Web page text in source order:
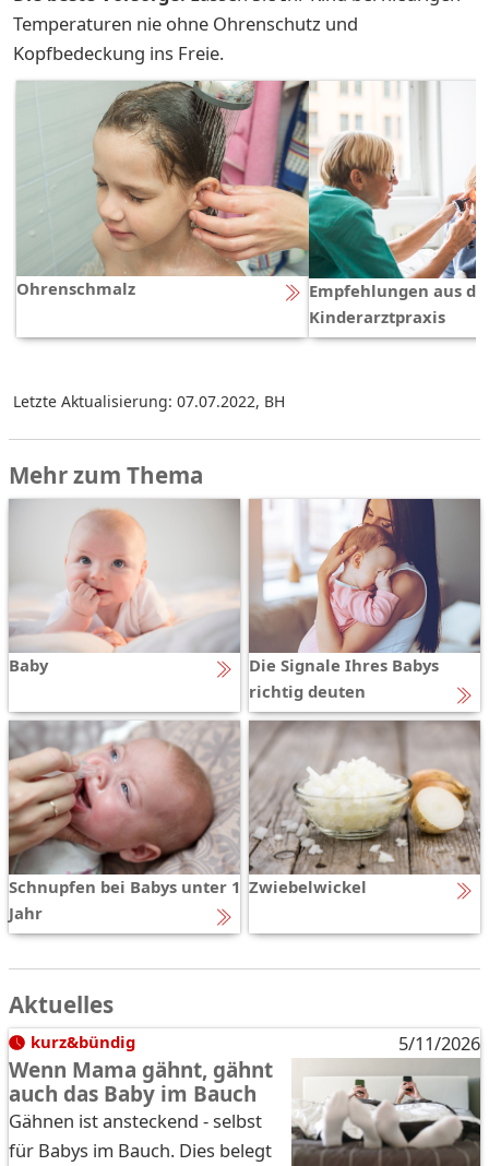
Temperaturen nie ohne Ohrenschutz und
Kopfbedeckung ins Freie.
Ohrenschmalz
Empfehlungen aus
Kinderarztpraxis
Letzte Aktualisierung: 07.07.2022, BH
Mehr zum Thema
Baby
Die Signale Ihres Babys
richtig deuten
Schnupfen bei Babys unter 1
Jahr
Zwiebelwickel
Aktuelles
kurz&bündig 5/11/2026
Wenn Mama gähnt, gähnt
auch das Baby im Bauch
Gähnen ist ansteckend - selbst
für Babys im Bauch. Dies belegt